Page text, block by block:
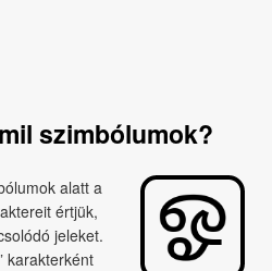
szimbólumok?
alatt a
értjük,
jeleket.
karakterként